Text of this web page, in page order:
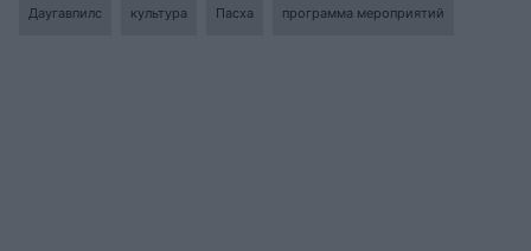
Даугавпилс культура Пасха программа мероприятий